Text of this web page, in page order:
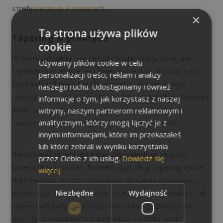
strefycardio w Katowicach.
Tapering w praktyce
W teorii założenia tej metody wydają się proste, ale
tapering w praktyce jest kwestią bardzo złożoną, a do
tego indywidualną. Nie da się podać uniwersalnego
„wzoru” na to, jak przygotować się do zawodów, bowiem
wiele zależy od m.in. dyscypliny sportu, stopnia
zaawansowania oraz ogólnego stanu organizmu.
Bardzo ważne jest ustalenie odpowiedniej długości
okresu przygotowań, bowiem zbyt długi tapering może
przynosząc odwrotne skutki. Znaczenie ma jednak to, jak
intensywny były dotychczasowe treningi. Okazuje się
×
Ta strona używa plików
cookie
Używamy plików cookie w celu
personalizacji treści, reklam i analizy
naszego ruchu. Udostępniamy również
informacje o tym, jak korzystasz z naszej
witryny, naszym partnerom reklamowym i
analitycznym, którzy mogą łączyć je z
innymi informacjami, które im przekazałeś
lub które zebrali w wyniku korzystania
przez Ciebie z ich usług. Dowiedz się
więcej
Niezbędne Wydajność